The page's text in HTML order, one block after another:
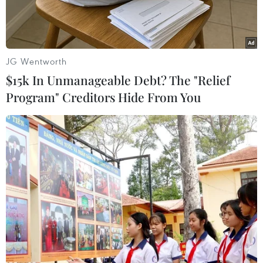
Tuyên truyền về chính sách bảo hiểm xã hội cho người lao động.
(Ảnh: PV/Vietnam+)
Hệ thống an sinh xã hội ở Việt Nam vẫn tiếp tục
cần được cải cách và củng cố hơn nữa để hiện
thực hoá mục tiêu, quan điểm của Đảng và Nhà
JG Wentworth
$15k In Unmanageable Debt? The "Relief
Program" Creditors Hide From You